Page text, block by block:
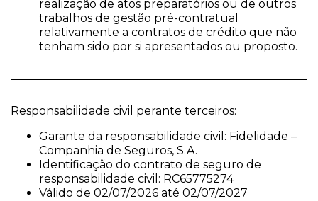
realização de atos preparatórios ou de outros
trabalhos de gestão pré-contratual
relativamente a contratos de crédito que não
tenham sido por si apresentados ou proposto.
Responsabilidade civil perante terceiros:
Garante da responsabilidade civil: Fidelidade –
Companhia de Seguros, S.A.
Identificação do contrato de seguro de
responsabilidade civil: RC65775274
Válido de 02/07/2026 até 02/07/2027